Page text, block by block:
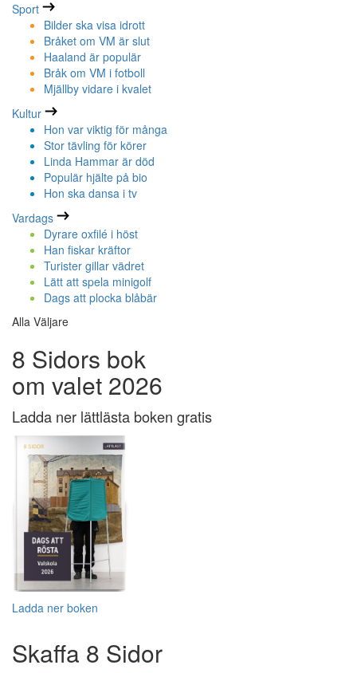
Sport
Bilder ska visa idrott
Bråket om VM är slut
Haaland är populär
Bråk om VM i fotboll
Mjällby vidare i kvalet
Kultur
Hon var viktig för många
Stor tävling för körer
Linda Hammar är död
Populär hjälte på bio
Hon ska dansa i tv
Vardags
Dyrare oxfilé i höst
Han fiskar kräftor
Turister gillar vädret
Lätt att spela minigolf
Dags att plocka blåbär
Alla Väljare
8 Sidors bok
om valet 2026
Ladda ner lättlästa boken gratis
Ladda ner boken
Skaffa 8 Sidor